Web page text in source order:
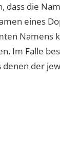
dass die
eines
Im Falle
der